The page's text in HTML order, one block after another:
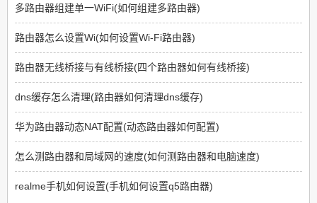
多路由器组建单一WiFi(如何组建多路由器)
路由器怎么设置Wi(如何设置Wi-Fi路由器)
路由器无线桥接与有线桥接(四个路由器如何有线桥接)
dns缓存怎么清理(路由器如何清理dns缓存)
华为路由器动态NAT配置(动态路由器如何配置)
怎么测路由器和局域网的速度(如何测路由器和电脑速度)
realme手机如何设置(手机如何设置q5路由器)